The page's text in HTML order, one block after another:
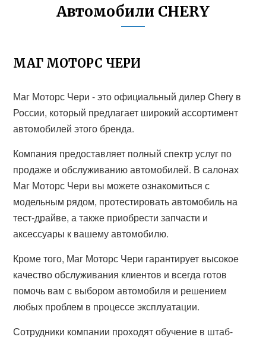
Автомобили CHERY
МАГ МОТОРС ЧЕРИ
Маг Моторс Чери - это официальный дилер Chery в
России, который предлагает широкий ассортимент
автомобилей этого бренда.
Компания предоставляет полный спектр услуг по
продаже и обслуживанию автомобилей. В салонах
Маг Моторс Чери вы можете ознакомиться с
модельным рядом, протестировать автомобиль на
тест-драйве, а также приобрести запчасти и
аксессуары к вашему автомобилю.
Кроме того, Маг Моторс Чери гарантирует высокое
качество обслуживания клиентов и всегда готов
помочь вам с выбором автомобиля и решением
любых проблем в процессе эксплуатации.
Сотрудники компании проходят обучение в штаб-